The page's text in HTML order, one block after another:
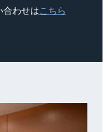
合わせは こちら